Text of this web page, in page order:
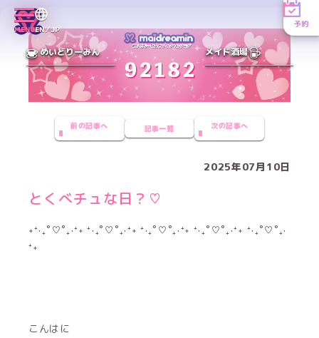
MENUEN／JP
予約
めいどりーみん メイド酒場
前の記事へ 記事一覧 次の記事へ
2025年07月10日
とくべチュな日？♡
˖⁺‧₊˚♡˚₊‧⁺˖ ⁺‧₊˚♡˚₊‧⁺˖ ⁺‧₊˚♡˚₊‧⁺˖ ⁺‧₊˚♡˚₊‧⁺˖ ⁺‧₊˚♡˚₊‧
⁺˖
こんはに